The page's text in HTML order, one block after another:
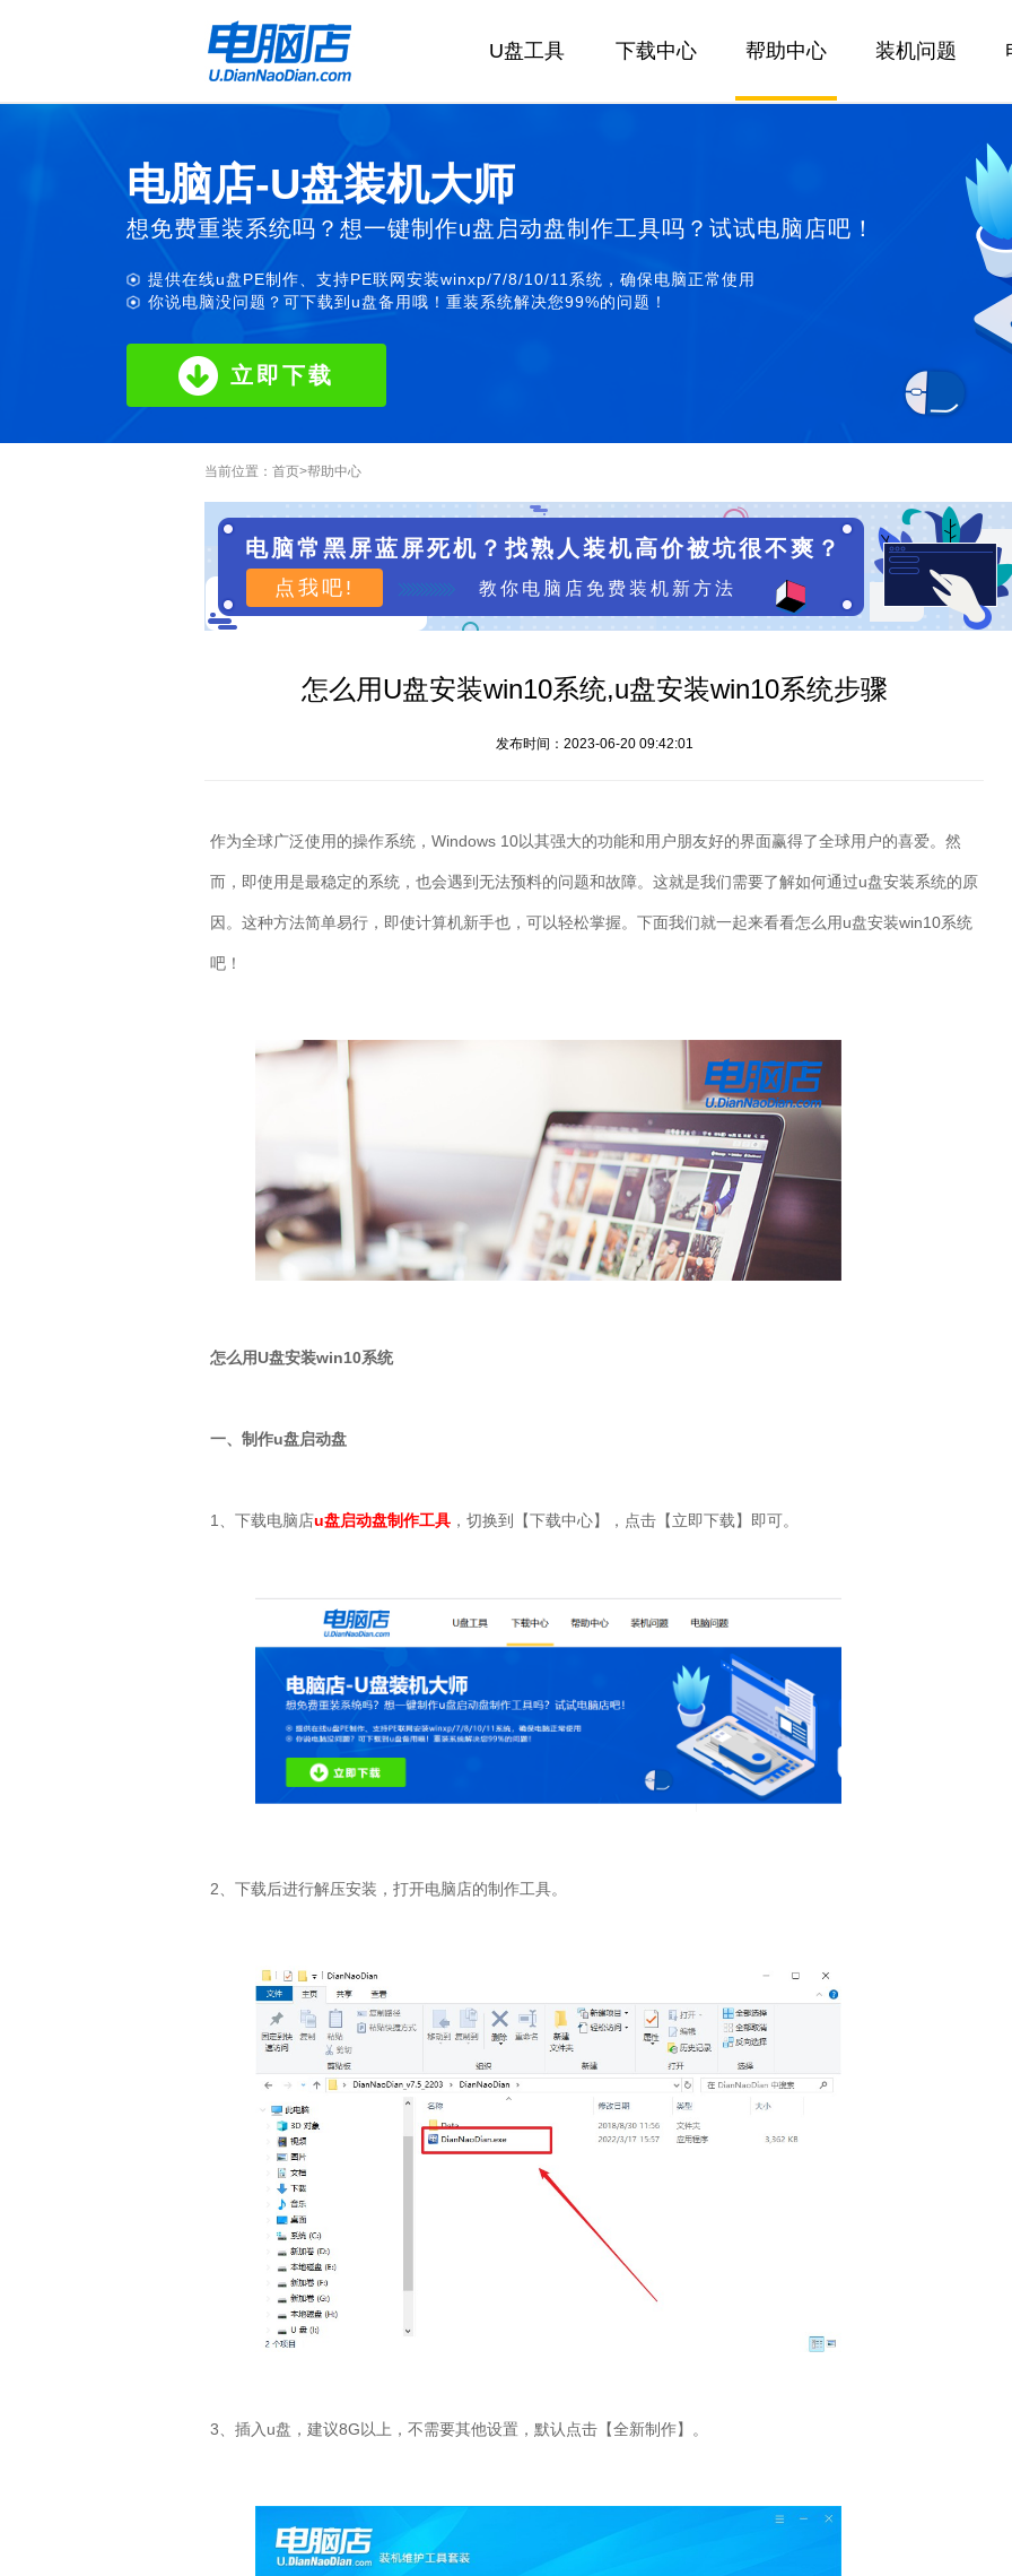
U盘工具 下载中心 帮助中心 装机问题
电脑店-U盘装机大师
想免费重装系统吗？想一键制作u盘启动盘制作工具吗？试试电脑店吧！
提供在线u盘PE制作、支持PE联网安装winxp/7/8/10/11系统，确保电脑正常使用
你说电脑没问题？可下载到u盘备用哦！重装系统解决您99%的问题！
立即下载
当前位置： 首页>帮助中心
电脑常黑屏蓝屏死机？找熟人装机高价被坑很不爽？
点我吧! 教你电脑店免费装机新方法
怎么用U盘安装win10系统,u盘安装win10系统步骤
发布时间：2023-06-20 09:42:01
作为全球广泛使用的操作系统， Windows 10以其强大的功能和用户朋友好的界面赢得了全球用户的喜爱。然
而，即使用是最稳定的系统，也会遇到无法预料的问题和故障。这就是我们需要了解如何通过u盘安装系统的原
因。这种方法简单易行，即使计算机新手也，可以轻松掌握。下面我们就一起来看看怎么用u盘安装win10系统
吧！
怎么用U盘安装win10系统
一、制作u盘启动盘
1 、下载电脑店u盘启动盘制作工具 ，切换到【下载中心】，点击【立即下载】即可。
2 、下载后进行解压安装，打开电脑店的制作工具。
3 、插入 u盘，建议8G以上，不需要其他设置，默认点击【全新制作】。